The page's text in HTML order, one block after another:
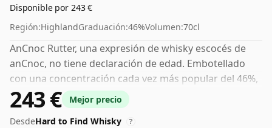
Disponible por 243 €
Región:HighlandGraduación:46%Volumen:70cl
AnCnoc Rutter, una expresión de whisky escocés de
anCnoc, no tiene declaración de edad. Embotellado
con una concentración cada vez más popular del 46%,
que es un ABV para beber respetable.
243 €
Mejor precio
DesdeHard to Find Whisky ?